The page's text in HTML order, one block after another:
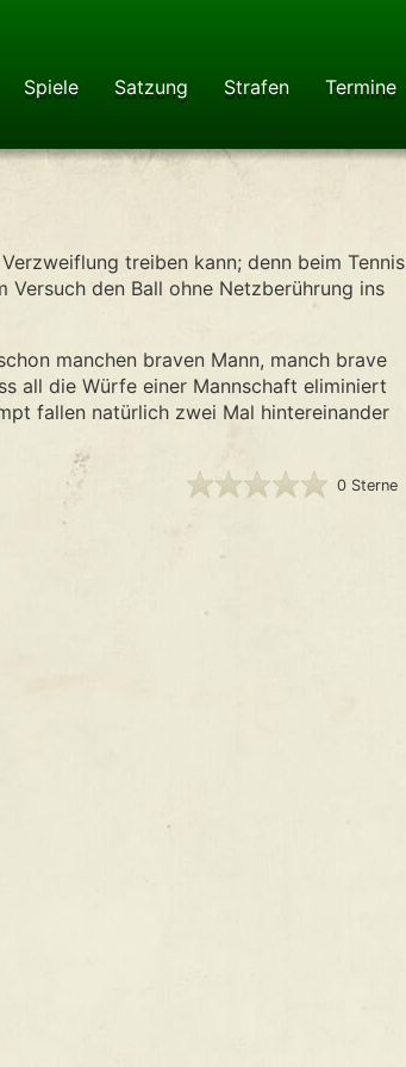
Spiele Satzung Strafen Termine
treiben kann; denn beim Tennis
den Ball ohne Netzberührung ins
manchen braven Mann, manch brave
all die Würfe einer Mannschaft eliminiert
fallen natürlich zwei Mal hintereinander
0 Sterne